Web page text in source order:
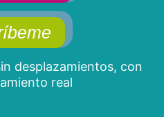
desplazamientos, con
real